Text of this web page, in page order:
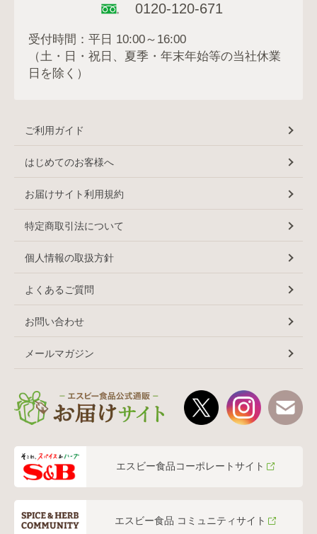
0120-120-671
受付時間：平日 10:00～16:00
（土・日・祝日、夏季・年末年始等の当社休業
日を除く）
ご利用ガイド
はじめてのお客様へ
お届けサイト利用規約
特定商取引法について
個人情報の取扱方針
よくあるご質問
お問い合わせ
メールマガジン
エスビー食品コーポレートサイト
エスビー食品 コミュニティサイト